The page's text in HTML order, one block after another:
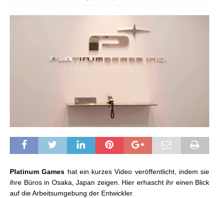
Platinum Games hat ein kurzes Video veröffentlicht, indem sie
ihre Büros in Osaka, Japan zeigen. Hier erhascht ihr einen Blick
auf die Arbeitsumgebung der Entwickler.